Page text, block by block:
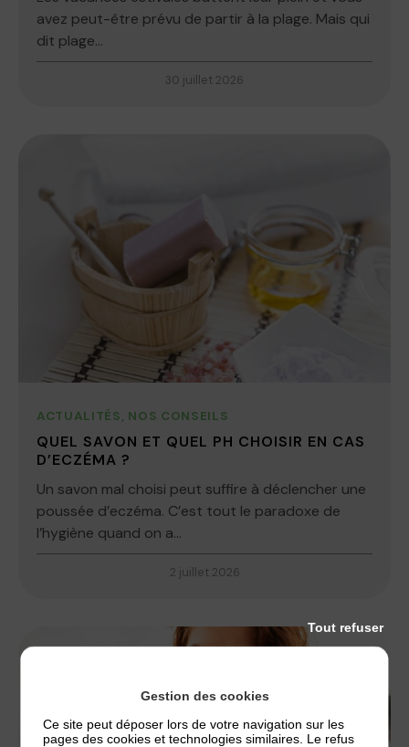
avez peut-être prévu de partir à la plage. Mais qui
dit plage...
30 juillet 2026
ACTUALITÉS, NOS CONSEILS
QUEL SAVON ET QUEL PH CHOISIR EN CAS
D’ECZÉMA ?
Un savon mal choisi peut suffire à déclencher une
poussée d’eczéma. C’est tout le paradoxe de
l’hygiène quand on a...
2 juillet 2026
Gestion des cookies
Ce site peut déposer lors de votre navigation sur les
pages des cookies et technologies similaires. Le refus
Tout refuser